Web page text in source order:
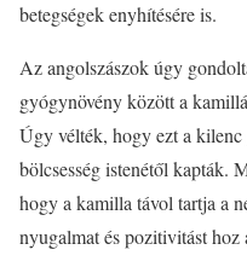
betegségek enyhítésére is.
Az angolszászok úgy
gyógynövény között a
Úgy vélték, hogy ezt a
bölcsesség istenétől kapták.
hogy a kamilla távol tartja a
nyugalmat és pozitivitást hoz